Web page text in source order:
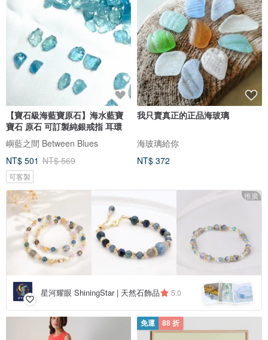
【寶石級海藍寶原石】海水藍寶
寶石 原石 可訂製純銀戒指 耳環
嶼藍之間 Between Blues
NT$ 501 NT$ 569
可客製
我只賣真正的正品海玻璃
海玻璃給你
NT$ 372
推廣
星河耀眼 ShiningStar | 天然石飾品 5.0
免運 88 折